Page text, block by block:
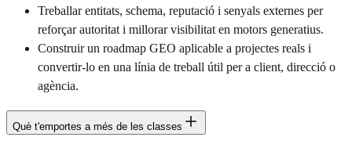
Treballar entitats, schema, reputació i senyals externes per
reforçar autoritat i millorar visibilitat en motors generatius.
Construir un roadmap GEO aplicable a projectes reals i
convertir-lo en una línia de treball útil per a client, direcció o
agència.
Què t'emportes a més de les classes